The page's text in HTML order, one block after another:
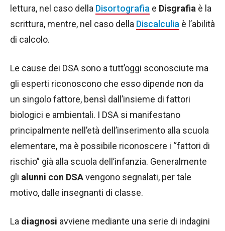
lettura, nel caso della Disortografia e Disgrafia è la
scrittura, mentre, nel caso della Discalculia è l’abilità
di calcolo.
Le cause dei DSA sono a tutt’oggi sconosciute ma
gli esperti riconoscono che esso dipende non da
un singolo fattore, bensì dall’insieme di fattori
biologici e ambientali. I DSA si manifestano
principalmente nell’età dell’inserimento alla scuola
elementare, ma è possibile riconoscere i “fattori di
rischio” già alla scuola dell’infanzia. Generalmente
gli alunni con DSAvengono segnalati, per tale
motivo, dalle insegnanti di classe.
La diagnosi avviene mediante una serie di indagini